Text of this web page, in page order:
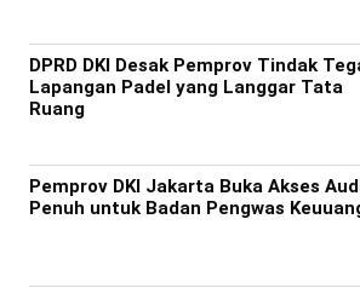
DPRD DKI Desak Pemprov Tindak
Lapangan Padel yang Langgar Tata
Ruang
Pemprov DKI Jakarta Buka Akses
Penuh untuk Badan Pengwas